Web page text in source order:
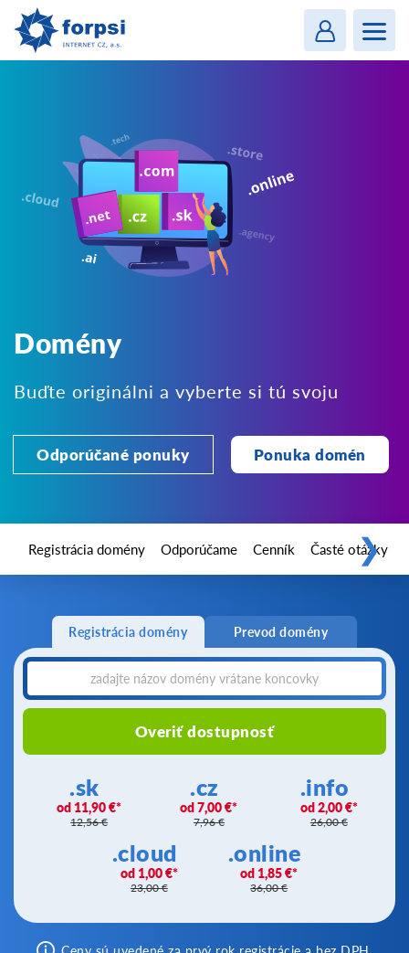
Domény
Buďte originálni a vyberte si tú svoju
Odporúčané ponuky Ponuka domén
Registrácia domény Odporúčame Cenník Časté otázky
❯
Registrácia domény Prevod domény
Overiť dostupnosť
.sk
11,90 €
12,56 €
.cz
7,00 €
7,96 €
.info
2,00 €
26,00 €
.cloud
1,00 €
23,00 €
.online
1,85 €
36,00 €
MENU
Login